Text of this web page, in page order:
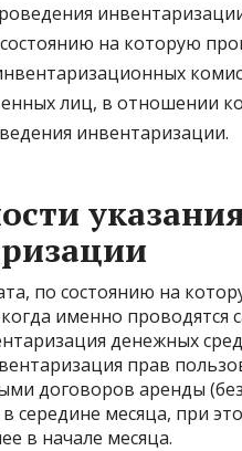
на которую
лиц, в отношении
инвентаризации.
по состоянию на
когда именно
денежных
прав
договоров аренды
середине месяца, при
в начале месяца.